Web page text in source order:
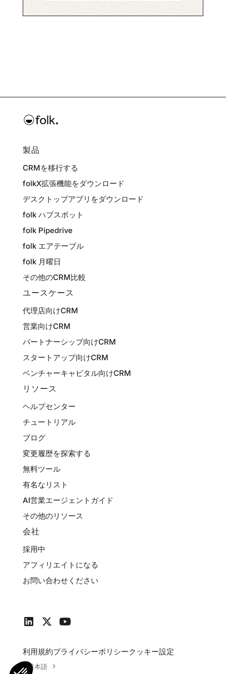
製品
CRMを移行する
folkX拡張機能をダウンロード
デスクトップアプリをダウンロード
folk ハブスポット
folk Pipedrive
folk エアテーブル
folk 月曜日
その他のCRM比較
ユースケース
代理店向けCRM
営業向けCRM
パートナーシップ向けCRM
スタートアップ向けCRM
ベンチャーキャピタル向けCRM
リソース
ヘルプセンター
チュートリアル
ブログ
変更履歴を探索する
無料ツール
有名なリスト
AI営業エージェントガイド
その他のリソース
会社
採用中
アフィリエイトになる
お問い合わせください
利用規約プライバシーポリシークッキー設定
日本語